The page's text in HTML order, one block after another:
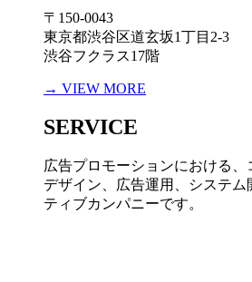
〒150-0043
東京都渋谷区道玄坂1丁目2-3
渋谷フクラス17階
→ VIEW MORE
SERVICE
広告プロモーションにおける
デザイン、広告運用、システム
ティブカンパニーです。